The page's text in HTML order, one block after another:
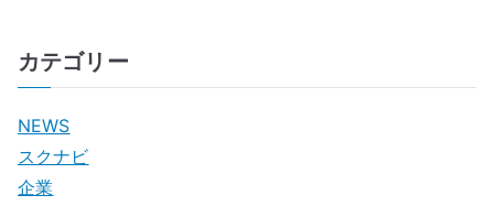
カテゴリー
NEWS
スクナビ
企業